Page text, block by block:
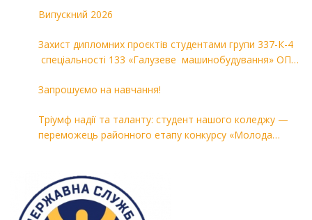
Випускний 2026
Захист дипломних проєктів студентами групи 337-К-4
спеціальності 133 «Галузеве машинобудування» ОПП
Запрошуємо на навчання!
Тріумф надії та таланту: студент нашого коледжу —
переможець районного етапу конкурсу «Молода